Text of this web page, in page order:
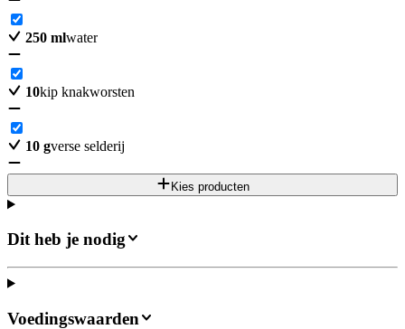
250 mlwater
10kip knakworsten
10 gverse selderij
Kies producten
Dit heb je nodig
Voedingswaarden